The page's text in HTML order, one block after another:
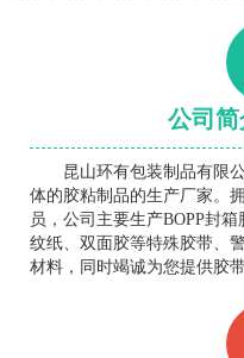
公司简
昆山环有包装制品有限公
体的胶粘制品的生产厂家。
员，公司主要生产BOPP封
纹纸、双面胶等特殊胶带、
材料，同时竭诚为您提供胶